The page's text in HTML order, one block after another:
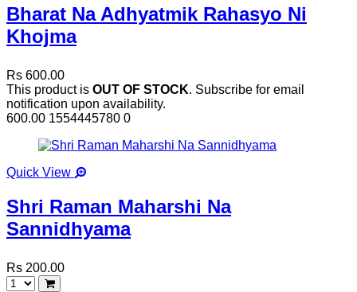
Bharat Na Adhyatmik Rahasyo Ni
Khojma
Rs 600.00
This product is OUT OF STOCK. Subscribe for email
notification upon availability.
600.00 1554445780 0
Quick View
Shri Raman Maharshi Na
Sannidhyama
Rs 200.00